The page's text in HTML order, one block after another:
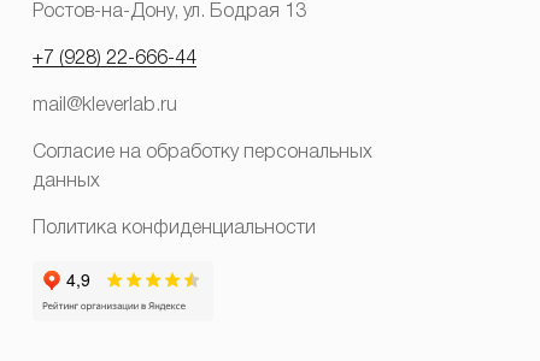
Ростов-на-Дону, ул. Бодрая 13
+7 (928) 22-666-44
mail@kleverlab.ru
Согласие на обработку персональных
данных
Политика конфиденциальности